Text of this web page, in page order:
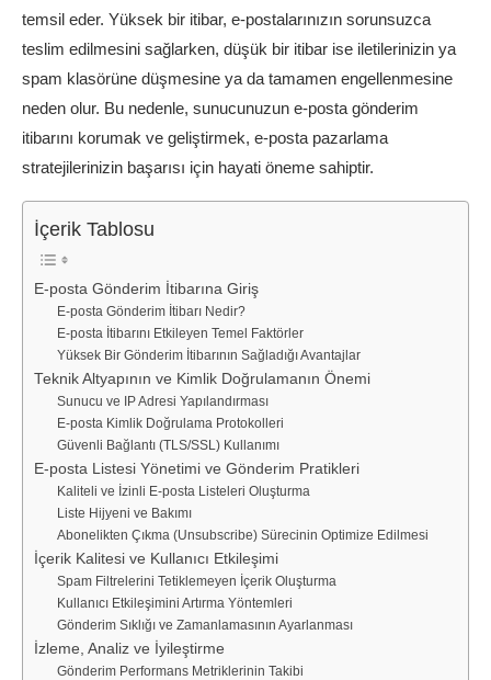
temsil eder. Yüksek bir itibar, e-postalarınızın sorunsuzca
teslim edilmesini sağlarken, düşük bir itibar ise iletilerinizin ya
spam klasörüne düşmesine ya da tamamen engellenmesine
neden olur. Bu nedenle, sunucunuzun e-posta gönderim
itibarını korumak ve geliştirmek, e-posta pazarlama
stratejilerinizin başarısı için hayati öneme sahiptir.
İçerik Tablosu
E-posta Gönderim İtibarına Giriş
E-posta Gönderim İtibarı Nedir?
E-posta İtibarını Etkileyen Temel Faktörler
Yüksek Bir Gönderim İtibarının Sağladığı Avantajlar
Teknik Altyapının ve Kimlik Doğrulamanın Önemi
Sunucu ve IP Adresi Yapılandırması
E-posta Kimlik Doğrulama Protokolleri
Güvenli Bağlantı (TLS/SSL) Kullanımı
E-posta Listesi Yönetimi ve Gönderim Pratikleri
Kaliteli ve İzinli E-posta Listeleri Oluşturma
Liste Hijyeni ve Bakımı
Abonelikten Çıkma (Unsubscribe) Sürecinin Optimize Edilmesi
İçerik Kalitesi ve Kullanıcı Etkileşimi
Spam Filtrelerini Tetiklemeyen İçerik Oluşturma
Kullanıcı Etkileşimini Artırma Yöntemleri
Gönderim Sıklığı ve Zamanlamasının Ayarlanması
İzleme, Analiz ve İyileştirme
Gönderim Performans Metriklerinin Takibi